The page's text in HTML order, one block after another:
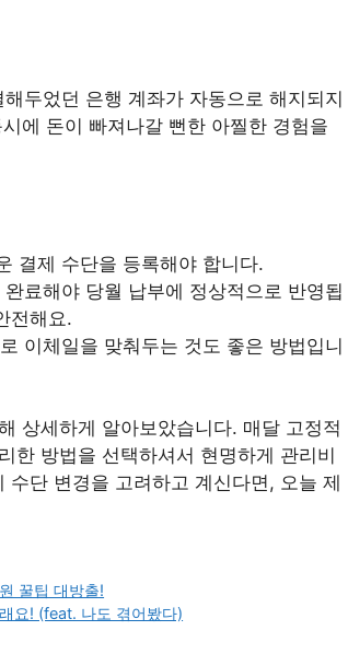
두었던 은행 계좌가 자동으로 해지되지
에 돈이 빠져나갈 뻔한 아찔한 경험을
결제 수단을 등록해야 합니다.
료해야 당월 납부에 정상적으로 반영됩
전해요.
이체일을 맞춰두는 것도 좋은 방법입니
상세하게 알아보았습니다. 매달 고정적
한 방법을 선택하셔서 현명하게 관리비
단 변경을 고려하고 계신다면, 오늘 제
꿀팁 대방출!
요! (feat. 나도 겪어봤다)